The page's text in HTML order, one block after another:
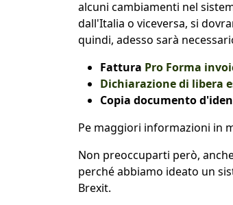
alcuni cambiamenti nel
dall'Italia o viceversa, si
quindi, adesso sarà
Fattura Pro Forma
Dichiarazione di libera
Copia documento
Pe maggiori informazioni in
Non preoccuparti però,
perché abbiamo ideato un
Brexit.